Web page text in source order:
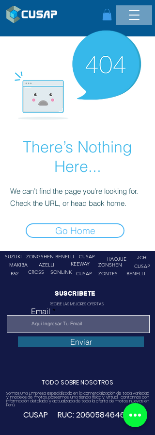
There’s Nothing
Here...
We can’t find the page you’re looking for.
Check the URL, or head back home.
Go Home
SUZUKI
ZONGSHEN
MAKIBA
AZELLI
BENELLI
CUSAP
KEEWAY
B52
CROSS SONLINK CUSAP
HAOJUE
JCH
ZONSHEN
ZONTES
CUSAP
BENELLI
SUSCRIBETE
RECIBE LAS MEJORES OFERTAS
Email
Enviar
TODO SOBRE NOSOTROS
Somos Una Empresa especializado en la comercialización de toda variedad
y modelos de motos, poseemos una tienda física y virtual. contamos con
información detallada y actualizada de toda la oferta de motos nuevas en
Perú.
CUSAP RUC:20605846468